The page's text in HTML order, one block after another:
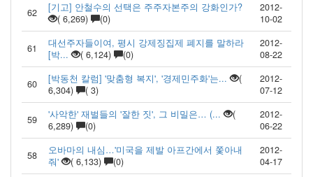
62
[기고] 안철수의 선택은 주주자본주의 강화인가?
( 6,269)
(0)
2012-
10-02
61
대선주자들이여, 평시 강제징집제 폐지를 말하라
[박...
( 6,124) (0)
2012-
08-22
60 [박동천 칼럼] '맞춤형 복지', '경제민주화'는...
(
6,304)
( 3)
2012-
07-12
59 '사악한' 재벌들의 '잘한 짓', 그 비밀은… (...
(
6,289)
(0)
2012-
06-22
58
오바마의 내심…'미국을 제발 아프간에서 쫓아내
줘'
( 6,133) (0)
2012-
04-17